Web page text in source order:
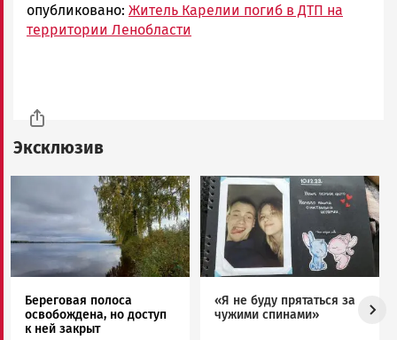
опубликовано: Житель Карелии погиб в ДТП на
территории Ленобласти
Эксклюзив
Береговая полоса
освобождена, но доступ
к ней закрыт
Image
«Я не буду прятаться за
чужими спинами»